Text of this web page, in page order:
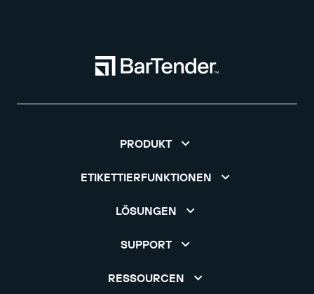
PRODUKT
ETIKETTIERFUNKTIONEN
LÖSUNGEN
SUPPORT
RESSOURCEN